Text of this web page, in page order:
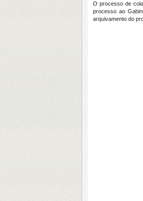
O processo de
processo ao
arquivamento do